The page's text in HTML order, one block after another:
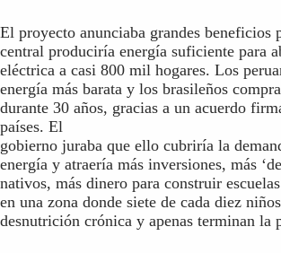
El proyecto anunciaba grandes beneficios
central produciría energía suficiente para
eléctrica a casi 800 mil hogares. Los
energía más barata y los brasileños
durante 30 años, gracias a un acuerdo
países. El
gobierno juraba que ello cubriría la
energía y atraería más inversiones, más
nativos, más dinero para construir
en una zona donde siete de cada diez
desnutrición crónica y apenas terminan la